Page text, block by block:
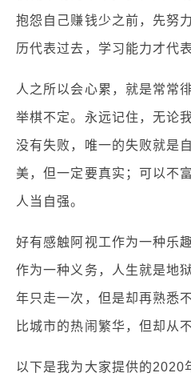
抱怨自己赚钱少之前，先努
历代表过去，学习能力才代
人之所以会心累，就是常常
举棋不定。永远记住，无论
没有失败，唯一的失败就是
美，但一定要真实；可以不
人当自强。
好有感触阿视工作为一种乐
作为一种义务，人生就是地
年只走一次，但是却再熟悉
比城市的热闹繁华，但却从
以下是我为大家提供的2020